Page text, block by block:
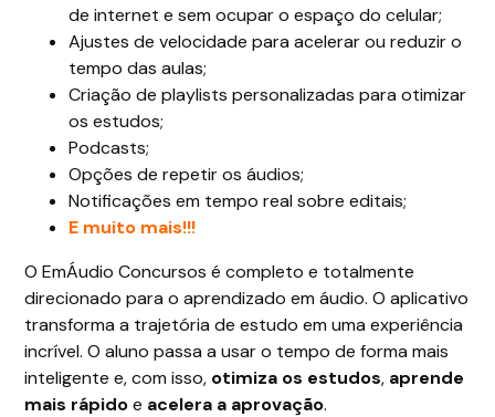
de internet e sem ocupar o espaço do celular;
Ajustes de velocidade para acelerar ou reduzir o
tempo das aulas;
Criação de playlists personalizadas para otimizar
os estudos;
Podcasts;
Opções de repetir os áudios;
Notificações em tempo real sobre editais;
E muito mais!!!
O EmÁudio Concursos é completo e totalmente
direcionado para o aprendizado em áudio. O aplicativo
transforma a trajetória de estudo em uma experiência
incrível. O aluno passa a usar o tempo de forma mais
inteligente e, com isso, otimiza os estudos, aprende
mais rápidoe acelera a aprovação.